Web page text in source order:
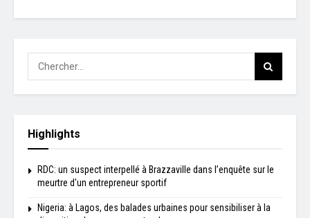
Highlights
RDC: un suspect interpellé à Brazzaville dans l’enquête sur le
meurtre d'un entrepreneur sportif
Nigeria: à Lagos, des balades urbaines pour sensibiliser à la